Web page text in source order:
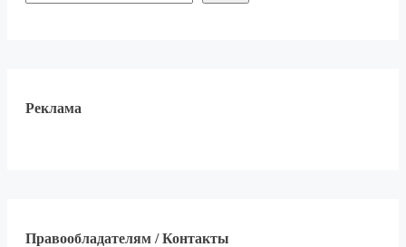
Реклама
Правообладателям / Контакты